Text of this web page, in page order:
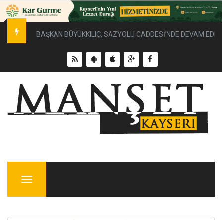
BAŞKAN BÜYÜKKILIÇ, SAZYOLU CADDESİ’NDE DEVAM
Menu